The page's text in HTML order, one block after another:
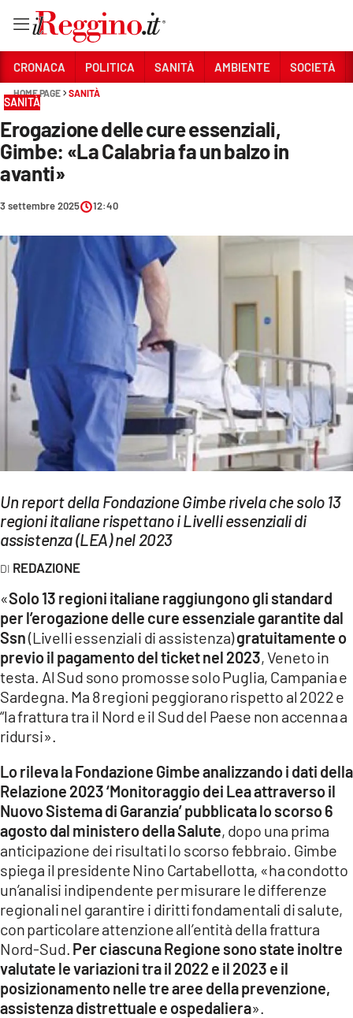
Sezioni
CRONACA
POLITICA
SANITÀ
AMBIENTE
EVENTI
SPORT
Streaming
LAC NETWORK
LAC ONAIR
LaC
Network
LACPLAY.IT
LACTV.IT
LACONAIR.IT
LACITYMAG.IT
ILREGGINO.IT
COSENZACHANNEL.IT
ILVIBONESE.IT
CATANZAROCHANNEL.IT
LACAPITALENEWS.IT
App
ANDROID
APPLE
CRONACA POLITICA SANITÀ AMBIENTE SOCIETÀ
HOME PAGE SANITÀ
SANITÀ
Erogazione delle cure essenziali,
Gimbe: «La Calabria fa un balzo in
avanti»
3 settembre 2025 12:40
Un report della Fondazione Gimbe rivela che solo 13
regioni italiane rispettano i Livelli essenziali di
assistenza (LEA) nel 2023
REDAZIONE
«Solo 13 regioni italiane raggiungono gli standard
per l’erogazione delle cure essenziale garantite dal
Ssn(Livelli essenziali di assistenza)gratuitamente o
previo il pagamento del ticket nel 2023, Veneto in
testa. Al Sud sono promosse solo Puglia, Campania e
Sardegna. Ma 8 regioni peggiorano rispetto al 2022 e
“la frattura tra il Nord e il Sud del Paese non accenna a
ridursi».
Lo rileva la Fondazione Gimbe analizzando i dati della
Relazione 2023 ‘Monitoraggio dei Lea attraverso il
Nuovo Sistema di Garanzia’ pubblicata lo scorso 6
agosto dal ministero della Salute, dopo una prima
anticipazione dei risultati lo scorso febbraio. Gimbe
spiega il presidente Nino Cartabellotta, «ha condotto
un’analisi indipendente per misurare le differenze
regionali nel garantire i diritti fondamentali di salute,
con particolare attenzione all’entità della frattura
Nord-Sud. Per ciascuna Regione sono state inoltre
valutate le variazioni tra il 2022 e il 2023 e il
posizionamento nelle tre aree della prevenzione,
assistenza distrettuale e ospedaliera».